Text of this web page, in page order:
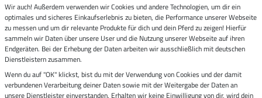
Zustellung durch
Sicher bezahlen mit
Vorkasse
Wir auch! Außerdem verwenden wir Cookies und andere Technologien, um dir ein
optimales und sicheres Einkaufserlebnis zu bieten, die Performance unserer Webseite
zu messen und um dir relevante Produkte für dich und dein Pferd zu zeigen! Hierfür
sammeln wir Daten über unsere User und die Nutzung unserer Webseite auf ihren
Endgeräten. Bei der Erhebung der Daten arbeiten wir ausschließlich mit deutschen
Dienstleistern zusammen.
Wenn du auf "OK" klickst, bist du mit der Verwendung von Cookies und der damit
verbundenen Verarbeitung deiner Daten sowie mit der Weitergabe der Daten an
unsere Dienstleister einverstanden. Erhalten wir keine Einwilligung von dir, wird dein